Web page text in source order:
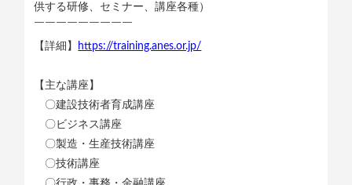
供する研修、セミナー、講座各種）
￣￣￣￣￣￣￣￣￣
【詳細】
https://training.anes.or.jp/
【主な講座】
〇建設技術者育成講座
〇ビジネス講座
〇製造・生産技術講座
〇技術講座